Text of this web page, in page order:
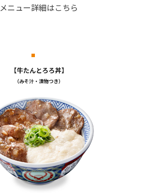
メニュー詳細はこちら
【牛たんとろろ丼】
（みそ汁・漬物つき）